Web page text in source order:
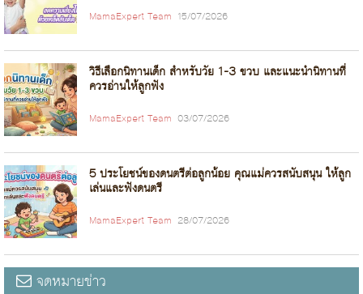
MamaExpert Team 15/07/2026
วิธีเลือกนิทานเด็ก สำหรับวัย 1-3 ขวบ และแนะนำนิทานที่
ควรอ่านให้ลูกฟัง
MamaExpert Team 03/07/2026
5 ประโยชน์ของดนตรีต่อลูกน้อย คุณแม่ควรสนับสนุน ให้ลูก
เล่นและฟังดนตรี
MamaExpert Team 28/07/2026
จดหมายข่าว